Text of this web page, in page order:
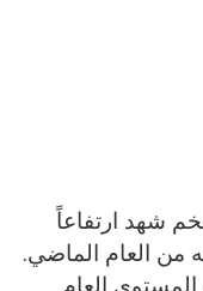
شهد ارتفاعاً
نفسه من العام الماضي.
العام